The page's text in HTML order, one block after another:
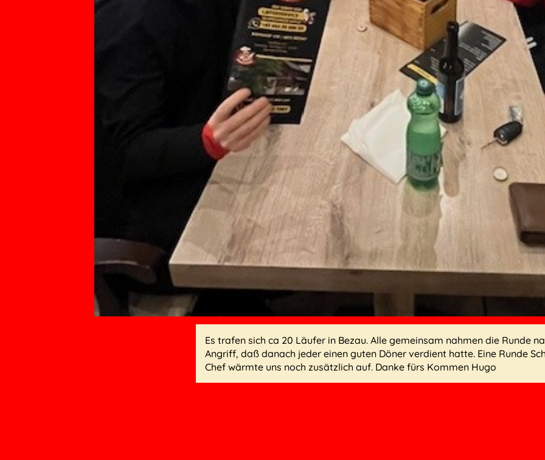
Es trafen sich ca 20 Läufer in Bezau. Alle gemeinsam nahmen die Runde
Angriff, daß danach jeder einen guten Döner verdient hatte. Eine Runde
Chef wärmte uns noch zusätzlich auf. Danke fürs Kommen Hugo